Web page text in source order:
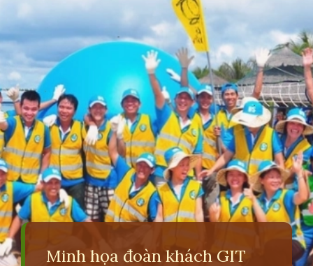
Minh họa đoàn khách GIT